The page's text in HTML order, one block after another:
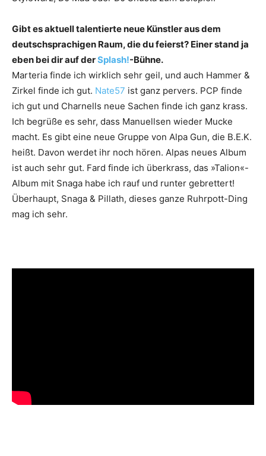
Gibt es aktuell talentierte neue Künstler aus dem
deutschsprachigen Raum, die du feierst? Einer stand ja
eben bei dir auf derSplash!-Bühne.
Marteria finde ich wirklich sehr geil, und auch Hammer &
Zirkel finde ich gut. Nate57 ist ganz pervers. PCP finde
ich gut und Charnells neue Sachen finde ich ganz krass.
Ich begrüße es sehr, dass Manuellsen ­wieder Mucke
macht. Es gibt eine neue Gruppe von Alpa Gun, die B.E.K.
heißt. Davon werdet ihr noch ­hören. Alpas neues Album
ist auch sehr gut. Fard finde ich überkrass, das »Talion«-
Album mit Snaga habe ich rauf und runter gebrettert!
Überhaupt, Snaga & Pillath, dieses ganze Ruhrpott-Ding
mag ich sehr.